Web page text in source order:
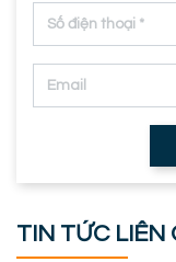
TIN TỨC LIÊN